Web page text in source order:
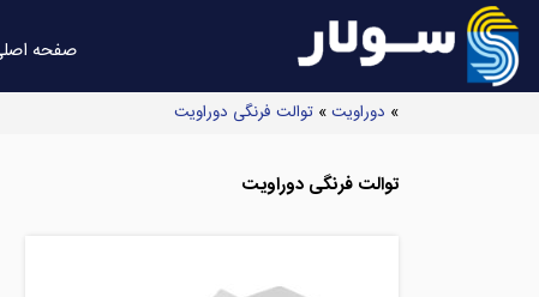
صفحه
» دوراویت» توالت فرنگی دوراویت
توالت فرنگی دوراویت